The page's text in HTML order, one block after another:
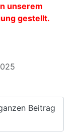
unserem
gestellt.
Beitrag